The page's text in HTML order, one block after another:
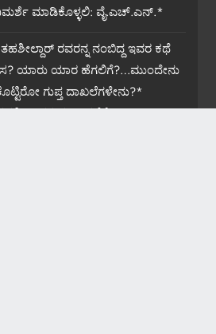
ಮಾಡಿಕೊಳ್ಳಲಿ: ವೈ.ಎಚ್.ಎನ್.*
ತಹಶೀಲ್ದಾರ್ ರವರನ್ನ ನಂಬಿದ್ದ ಇವರ ಕಥೆ
ಯಾರು ಯಾರ ಹೆಗಲಿಗೆ?…ಮುಂದೇನು
ಗುಪ್ತ ದಾಖಲೆಗಳೇನು?*
ವರ್ಗಾವಣೆಗೆ?*